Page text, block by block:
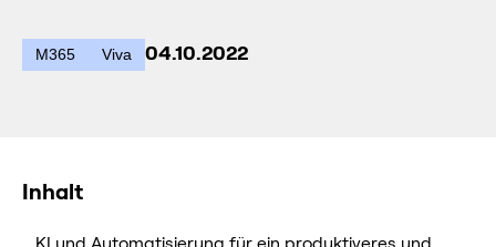
M365 Viva 04.10.2022
Inhalt